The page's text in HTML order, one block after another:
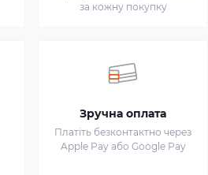
за кожну покупку
Зручна оплата
Платіть безконтактно через
Apple Pay або Google Pay